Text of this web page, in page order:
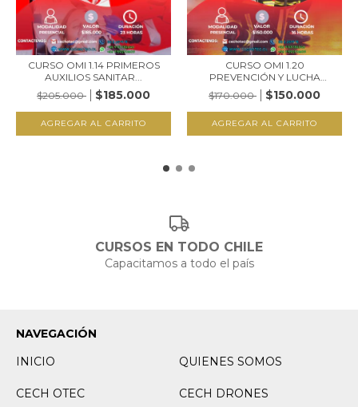
CURSO OMI 1.14 PRIMEROS
AUXILIOS SANITAR...
$205.000
$185.000
CURSO OMI 1.20
PREVENCIÓN Y LUCHA
CONTRA...
$170.000 $150.000
CURSOS EN TODO CHILE
Capacitamos a todo el país
NAVEGACIÓN
INICIO
QUIENES SOMOS
CECH OTEC CECH DRONES